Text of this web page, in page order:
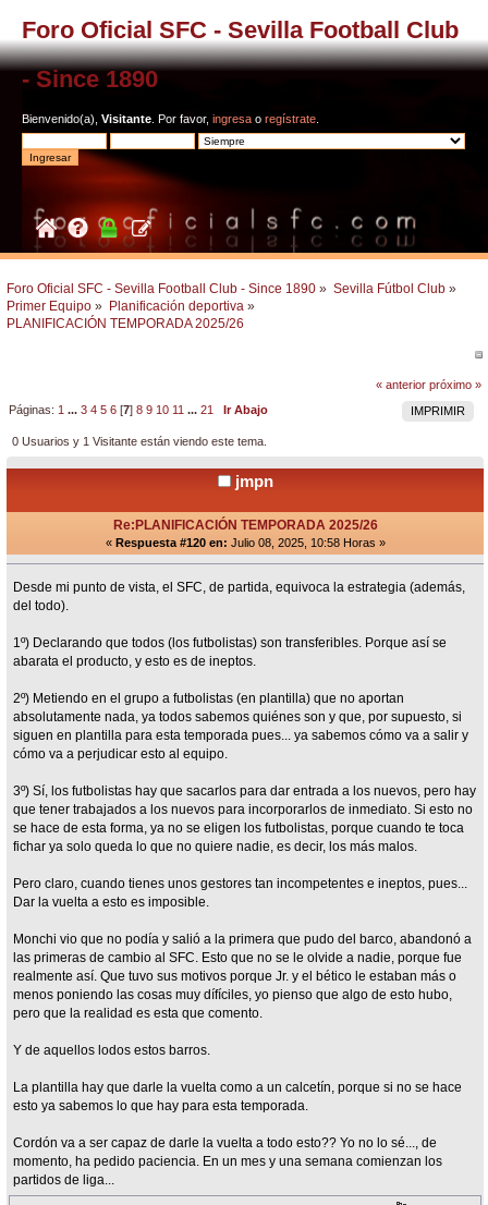
Foro Oficial SFC - Sevilla Football Club
- Since 1890
Bienvenido(a), Visitante . Por favor, ingresa o regístrate
Foro Oficial SFC - Sevilla Football Club - Since 1890 » Sevilla Fútbol Club »
Primer Equipo » Planificación deportiva »
PLANIFICACIÓN TEMPORADA 2025/26
« anterior próximo »
IMPRIMIR
Páginas: 1 ...3 4 5 6 [7]8 9 10 11 ...21 Ir Abajo
0 Usuarios y 1 Visitante están viendo este tema.
jmpn
Re:PLANIFICACIÓN TEMPORADA 2025/26
« Respuesta #120 en: Julio 08, 2025, 10:58 Horas »
Desde mi punto de vista, el SFC, de partida, equivoca la estrategia (además,
del todo).
1º) Declarando que todos (los futbolistas) son transferibles. Porque así se
abarata el producto, y esto es de ineptos.
2º) Metiendo en el grupo a futbolistas (en plantilla) que no aportan
absolutamente nada, ya todos sabemos quiénes son y que, por supuesto, si
siguen en plantilla para esta temporada pues... ya sabemos cómo va a salir y
cómo va a perjudicar esto al equipo.
3º) Sí, los futbolistas hay que sacarlos para dar entrada a los nuevos, pero hay
que tener trabajados a los nuevos para incorporarlos de inmediato. Si esto no
se hace de esta forma, ya no se eligen los futbolistas, porque cuando te toca
fichar ya solo queda lo que no quiere nadie, es decir, los más malos.
Pero claro, cuando tienes unos gestores tan incompetentes e ineptos, pues...
Dar la vuelta a esto es imposible.
Monchi vio que no podía y salió a la primera que pudo del barco, abandonó a
las primeras de cambio al SFC. Esto que no se le olvide a nadie, porque fue
realmente así. Que tuvo sus motivos porque Jr. y el bético le estaban más o
menos poniendo las cosas muy dífíciles, yo pienso que algo de esto hubo,
pero que la realidad es esta que comento.
Y de aquellos lodos estos barros.
La plantilla hay que darle la vuelta como a un calcetín, porque si no se hace
esto ya sabemos lo que hay para esta temporada.
Cordón va a ser capaz de darle la vuelta a todo esto?? Yo no lo sé..., de
momento, ha pedido paciencia. En un mes y una semana comienzan los
partidos de liga...